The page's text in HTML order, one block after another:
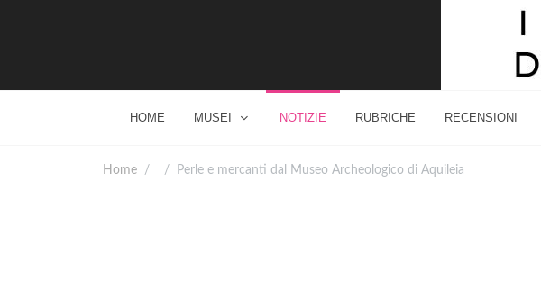
HOME MUSEI NOTIZIE RUBRICHE RECENSIONI
Home Perle e mercanti dal Museo Archeologico di Aquileia